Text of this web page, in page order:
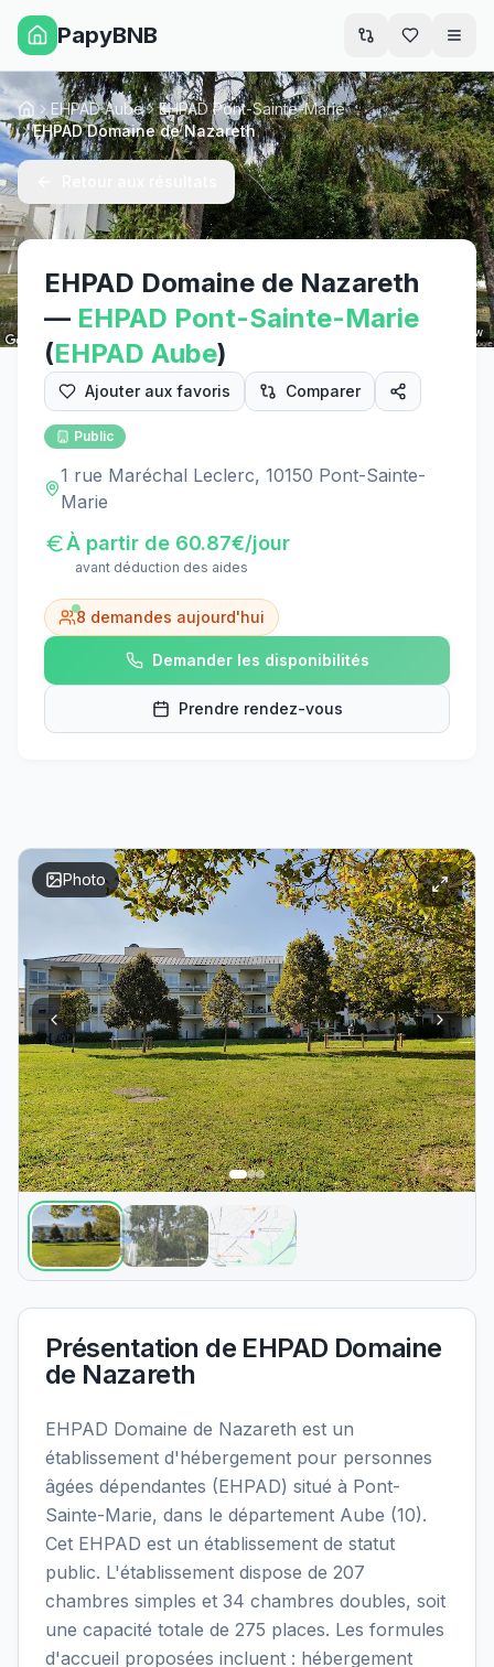
PapyBNB
Street View
AccueilEHPAD Aube
EHPAD Pont-Sainte-Marie
EHPAD Domaine de Nazareth
EHPAD Domaine de Nazareth
— EHPAD Pont-Sainte-Marie
(EHPAD Aube)
Ajouter aux favoris Comparer
Public
1 rue Maréchal Leclerc, 10150 Pont-Sainte-
Marie
À partir de 60.87€/jour
avant déduction des aides
8 demandes aujourd'hui
Demander les disponibilités
Prendre rendez-vous
Photo
Présentation de EHPAD Domaine
de Nazareth
EHPAD Domaine de Nazareth est un
établissement d'hébergement pour personnes
âgées dépendantes (EHPAD) situé à Pont-
Sainte-Marie, dans le département Aube (10).
Cet EHPAD est un établissement de statut
public. L'établissement dispose de 207
chambres simples et 34 chambres doubles, soit
une capacité totale de 275 places. Les formules
d'accueil proposées incluent : hébergement